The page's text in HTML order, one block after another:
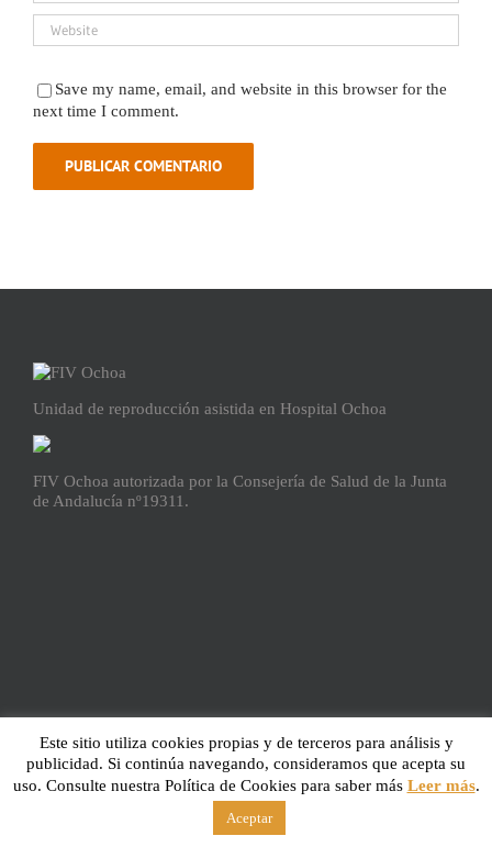
Save my name, email, and website in this browser for the
next time I comment.
Unidad de reproducción asistida en Hospital Ochoa
FIV Ochoa autorizada por la Consejería de Salud de la Junta
de Andalucía nº19311.
Aviso Legal
Este sitio utiliza cookies propias y de terceros para análisis y
publicidad. Si continúa navegando, consideramos que acepta su
uso. Consulte nuestra Política de Cookies para saber más Leer más.
Aceptar